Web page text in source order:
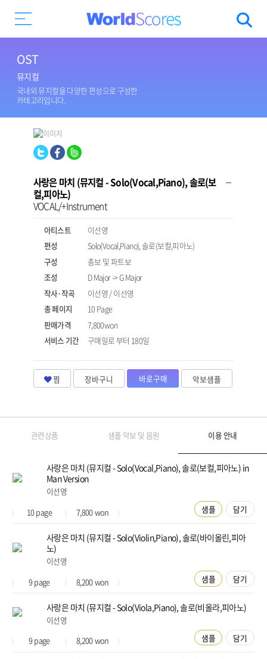
OST
뮤지컬
국내외 뮤지컬을 다양한 편성으로 구성한
카테고리입니다.
사랑은 마치 (뮤지컬 - Solo(Vocal,Piano), 솔로(보
컬,피아노)
VOCAL/+Instrument
아티스트
이선영
편성
Solo(Vocal,Piano), 솔로(보컬,피아노)
구성
총보 및 파트보
조성
D Major -> G Major
작사·작곡
이선영 / 이선영
총 페이지
10 Page
판매가격
7,800won
서비스 기간
구매일로 부터 180일
찜 장바구니 바로구매 악보샘플
관련상품 샘플 악보 및 음원 이용 안내
사랑은 마치 (뮤지컬 - Solo(Vocal,Piano), 솔로(보컬,피아노) in
Man Version
이선영
10page 7,800won 샘플 담기
사랑은 마치 (뮤지컬 - Solo(Violin,Piano), 솔로(바이올린,피아
노)
이선영
9page 8,200won 샘플 담기
사랑은 마치 (뮤지컬 - Solo(Viola,Piano), 솔로(비올라,피아노)
이선영
9page 8,200won 샘플 담기